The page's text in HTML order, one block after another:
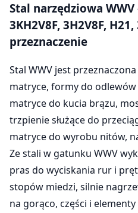
Stal narzędziowa WWV
3KH2V8F, 3H2V8F,
przeznaczenie
Stal WWV jest
matryce, formy do
matryce do kucia brązu,
trzpienie służące do
matryce do wyrobu nitów,
Ze stali w gatunku WWV
pras do wyciskania rur i
stopów miedzi, silnie
na gorąco, części i